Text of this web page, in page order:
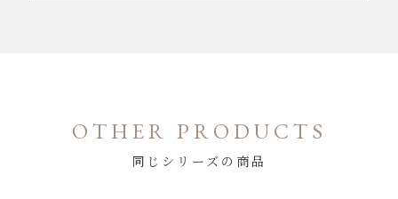
OTHER PRODUCTS
同じシリーズの商品